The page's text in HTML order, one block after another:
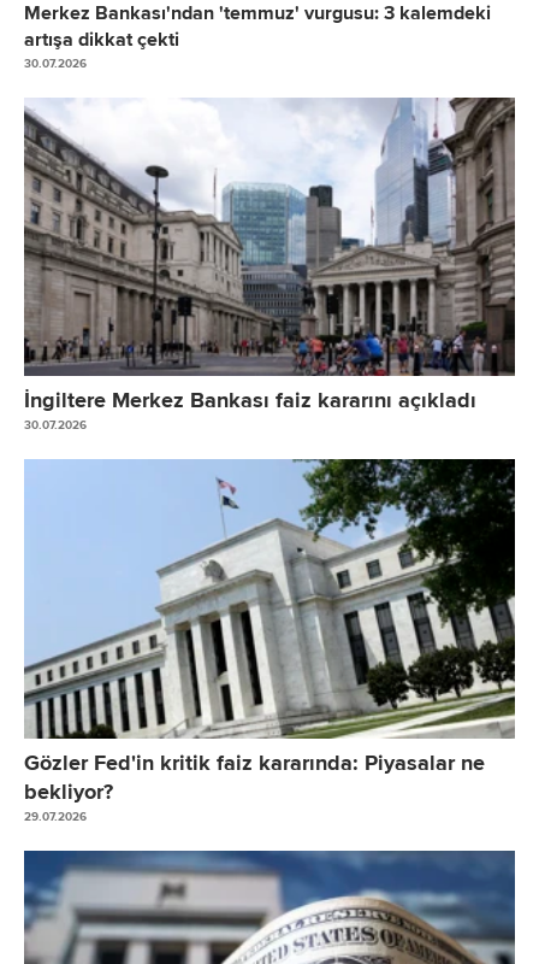
Merkez Bankası'ndan 'temmuz' vurgusu: 3 kalemdeki
artışa dikkat çekti
30.07.2026
İngiltere Merkez Bankası faiz kararını açıkladı
30.07.2026
Gözler Fed'in kritik faiz kararında: Piyasalar ne
bekliyor?
29.07.2026